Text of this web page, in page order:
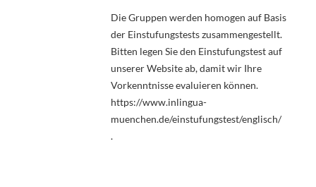
Die Gruppen werden homogen auf Basis
der Einstufungstests zusammengestellt.
Bitten legen Sie den Einstufungstest auf
unserer Website ab, damit wir Ihre
Vorkenntnisse evaluieren können.
https://www.inlingua-
muenchen.de/einstufungstest/englisch/
.